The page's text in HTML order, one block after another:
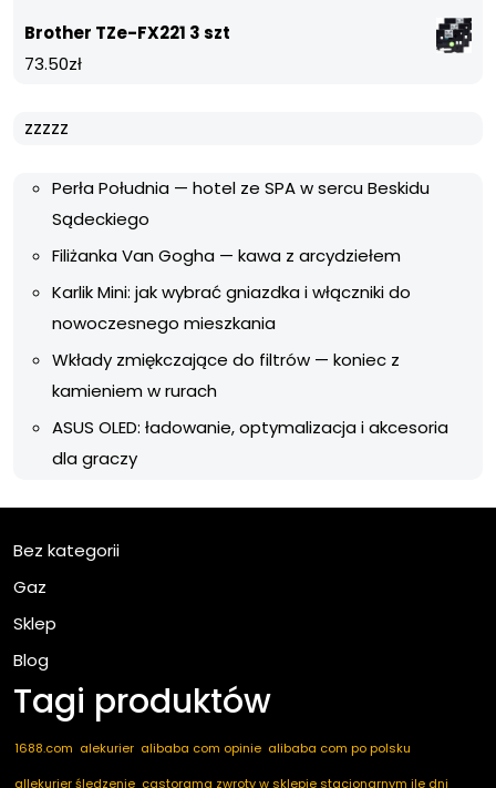
Brother TZe-FX221 3 szt
73.50zł
zzzzz
Perła Południa — hotel ze SPA w sercu Beskidu
Sądeckiego
Filiżanka Van Gogha — kawa z arcydziełem
Karlik Mini: jak wybrać gniazdka i włączniki do
nowoczesnego mieszkania
Wkłady zmiękczające do filtrów — koniec z
kamieniem w rurach
ASUS OLED: ładowanie, optymalizacja i akcesoria
dla graczy
Bez kategorii
Gaz
Sklep
Blog
Tagi produktów
1688.com alekurier alibaba com opinie alibaba com po polsku
allekurier śledzenie castorama zwroty w sklepie stacjonarnym ile dni